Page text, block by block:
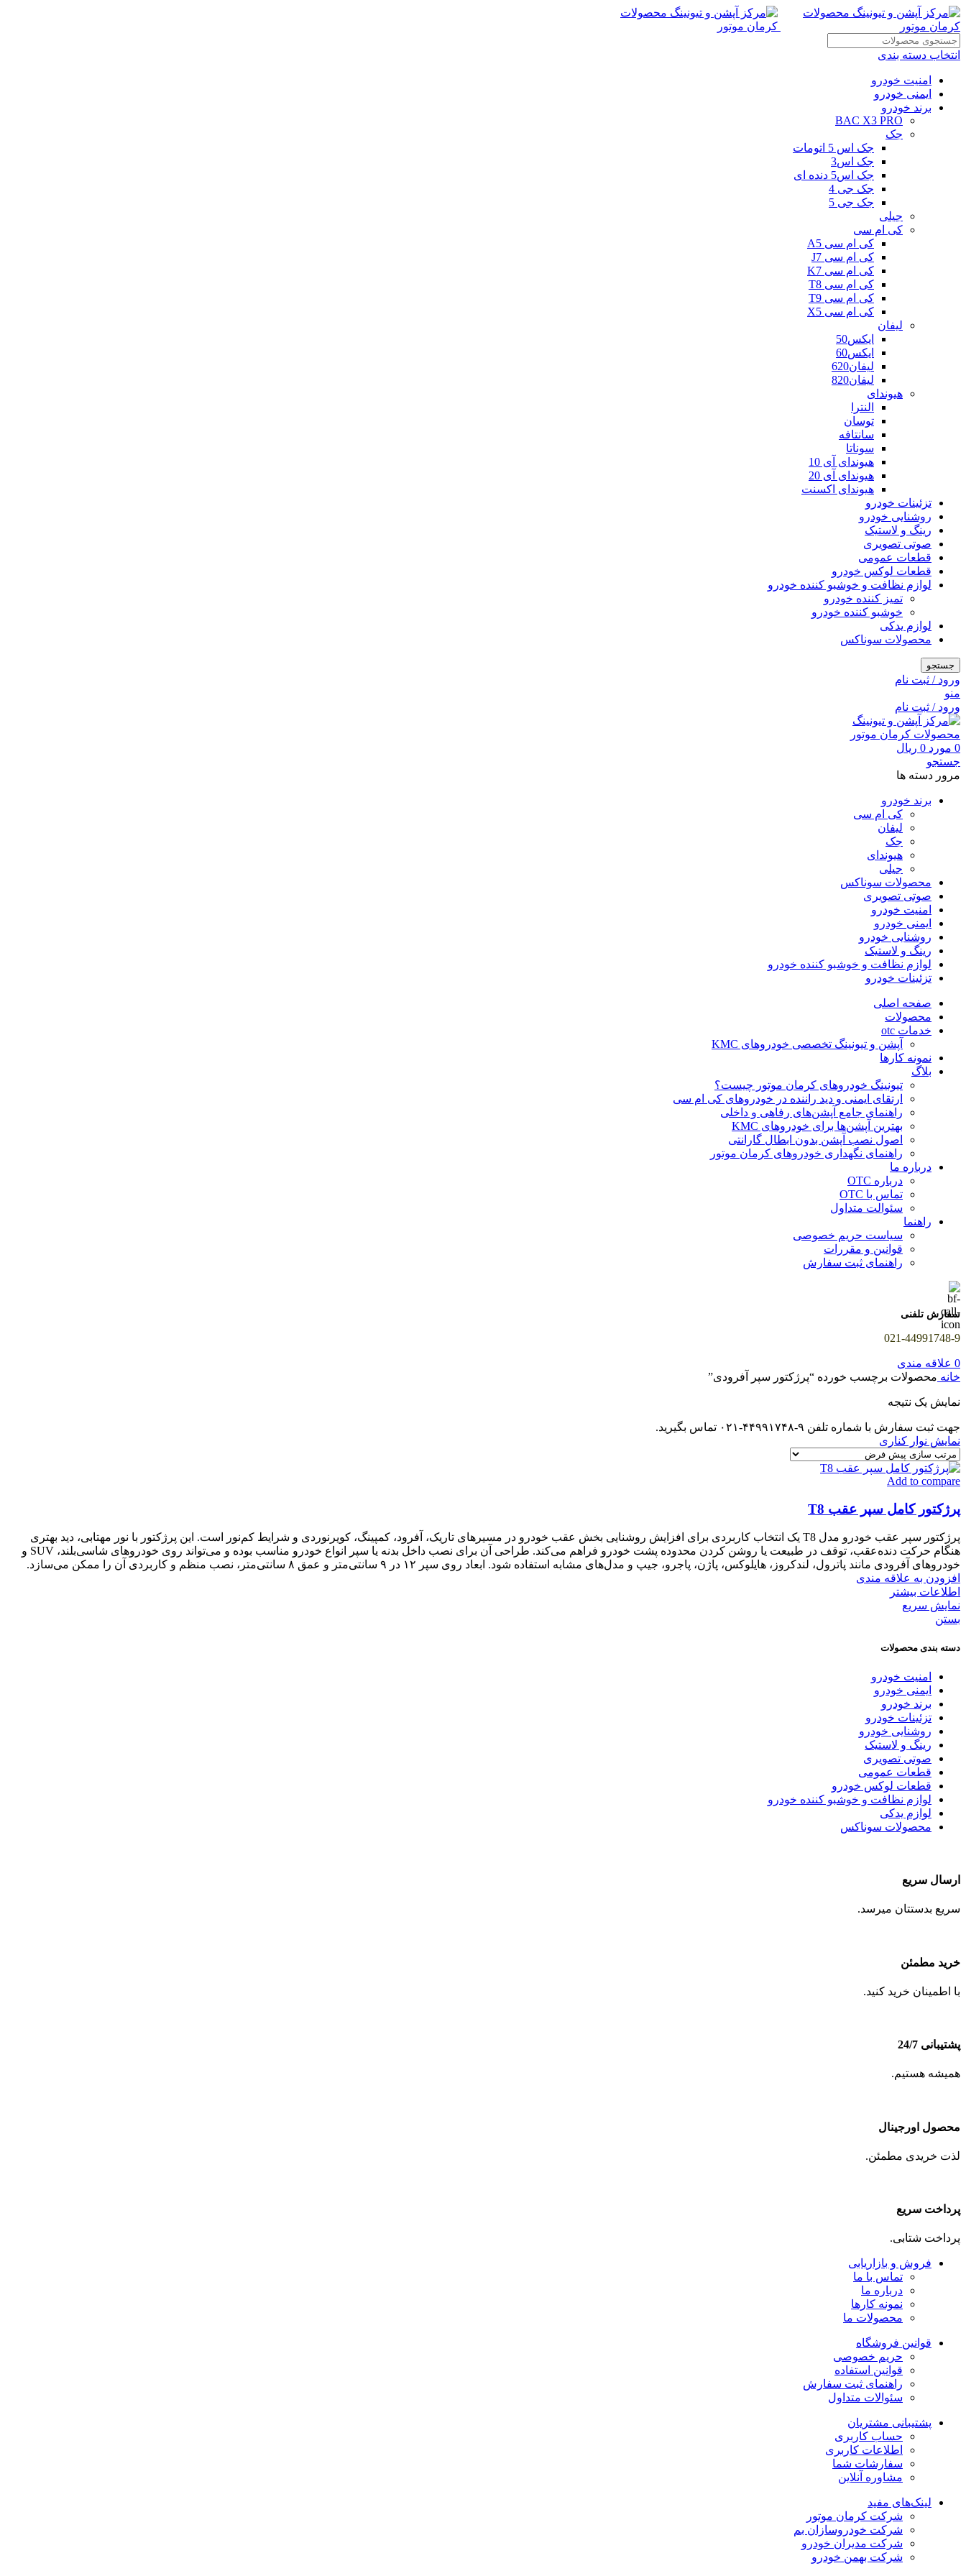
انتخاب دسته بندی
امنیت خودرو
ایمنی خودرو
برند خودرو
BAC X3 PRO
جک
جک اس 5 اتومات
جک اس3
جک اس5 دنده ای
جک جی 4
جک جی 5
جیلی
کی ام سی
کی ام سی A5
کی ام سی J7
کی ام سی K7
کی ام سی T8
کی ام سی T9
کی ام سی X5
لیفان
ایکس50
ایکس60
لیفان620
لیفان820
هیوندای
النترا
توسان
سانتافه
سوناتا
هیوندای آی 10
هیوندای آی 20
هیوندای اکسنت
تزئینات خودرو
روشنایی خودرو
رینگ و لاستیک
صوتی تصویری
قطعات عمومی
قطعات لوکس خودرو
لوازم نظافت و خوشبو کننده خودرو
تمیز کننده خودرو
خوشبو کننده خودرو
لوازم یدکی
محصولات سوناکس
جستجو
ورود / ثبت نام
منو
ورود / ثبت نام
0 مورد 0 ریال
جستجو
مرور دسته ها
برند خودرو
کی ام سی
لیفان
جک
هیوندای
جیلی
محصولات سوناکس
صوتی تصویری
امنیت خودرو
ایمنی خودرو
روشنایی خودرو
رینگ و لاستیک
لوازم نظافت و خوشبو کننده خودرو
تزئینات خودرو
صفحه اصلی
محصولات
خدمات otc
آپشن و تیونینگ تخصصی خودروهای KMC
نمونه کارها
بلاگ
تیونینگ خودروهای کرمان موتور چیست؟
ارتقای ایمنی و دید راننده در خودروهای کی ام سی
راهنمای جامع آپشن‌های رفاهی و داخلی
بهترین آپشن‌ها برای خودروهای KMC
اصول نصب آپشن بدون ابطال گارانتی
راهنمای نگهداری خودروهای کرمان موتور
درباره ما
درباره OTC
تماس با OTC
سئوالت متداول
راهنما
سیاست حریم خصوصی
قوانین و مقررات
راهنمای ثبت سفارش
سفارش تلفنی
021-44991748-9
0 علاقه مندی
خانه محصولات برچسب خورده “پرژکتور سپر آفرودی”
نمایش یک نتیجه
جهت ثبت سفارش با شماره تلفن ۹-۴۴۹۹۱۷۴۸-۰۲۱ تماس بگیرید.
نمایش نوار کناری
Add to compare
پرژکتور کامل سپر عقب T8
پرژکتور سپر عقب خودرو مدل T8 یک انتخاب کاربردی برای افزایش روشنایی بخش عقب خودرو در مسیرهای تاریک، آفرود، کمپینگ، کویرنوردی و شرایط کم‌نور است. این پرژکتور با نور مهتابی، دید بهتری
هنگام حرکت دنده‌عقب، توقف در طبیعت یا روشن کردن محدوده پشت خودرو فراهم می‌کند. طراحی آن برای نصب داخل بدنه یا سپر انواع خودرو مناسب بوده و می‌تواند روی خودروهای شاسی‌بلند، SUV و
خودروهای آفرودی مانند پاترول، لندکروز، هایلوکس، پاژن، پاجرو، جیپ و مدل‌های مشابه استفاده شود. ابعاد روی سپر ۱۲ در ۹ سانتی‌متر و عمق ۸ سانتی‌متر، نصب منظم و کاربردی آن را ممکن می‌سازد.
افزودن به علاقه مندی
اطلاعات بیشتر
نمایش سریع
بستن
دسته بندی محصولات
امنیت خودرو
ایمنی خودرو
برند خودرو
تزئینات خودرو
روشنایی خودرو
رینگ و لاستیک
صوتی تصویری
قطعات عمومی
قطعات لوکس خودرو
لوازم نظافت و خوشبو کننده خودرو
لوازم یدکی
محصولات سوناکس
ارسال سریع
سریع بدستتان میرسد.
خرید مطمئن
با اطمینان خرید کنید.
پشتیبانی 24/7
همیشه هستیم.
محصول اورجینال
لذت خریدی مطمئن.
پرداخت سریع
پرداخت شتابی.
فروش و بازاریابی
تماس با ما
درباره ما
نمونه کارها
محصولات ما
قوانین فروشگاه
حریم خصوصی
قوانین استفاده
راهنمای ثبت سفارش
سئوالات متداول
پشتیبانی مشتریان
حساب کاربری
اطلاعات کاربری
سفارشات شما
مشاوره آنلاین
لینک‌های مفید
شرکت کرمان موتور
شرکت خودروسازان بم
شرکت مدیران خودرو
شرکت بهمن خودرو